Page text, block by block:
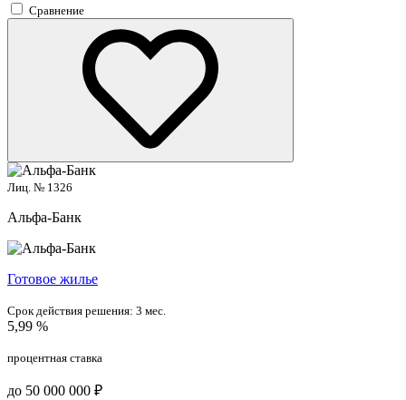
Сравнение
Лиц. № 1326
Альфа-Банк
Готовое жилье
Срок действия решения: 3 мес.
5,99 %
процентная ставка
до 50 000 000 ₽